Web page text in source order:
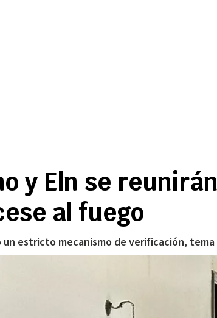
y Eln se
al fuego
un estricto mecanismo de verificación,